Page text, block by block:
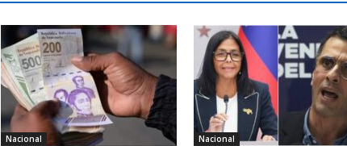
Nacional Nacional